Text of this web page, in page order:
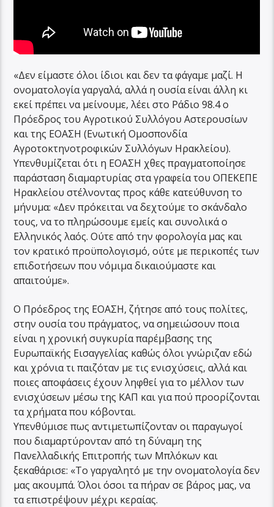
«Δεν είμαστε όλοι ίδιοι και δεν τα φάγαμε μαζί. Η
ονοματολογία γαργαλά, αλλά η ουσία είναι άλλη κι
εκεί πρέπει να μείνουμε, λέει στο Ράδιο 98.4 ο
Πρόεδρος του Αγροτικού Συλλόγου Αστερουσίων
και της ΕΟΑΣΗ (Ενωτική Ομοσπονδία
Αγροτοκτηνοτροφικών Συλλόγων Ηρακλείου).
Υπενθυμίζεται ότι η ΕΟΑΣΗ χθες πραγματοποίησε
παράσταση διαμαρτυρίας στα γραφεία του ΟΠΕΚΕΠΕ
Ηρακλείου στέλνοντας προς κάθε κατεύθυνση το
μήνυμα: «Δεν πρόκειται να δεχτούμε το σκάνδαλο
τους, να το πληρώσουμε εμείς και συνολικά ο
Ελληνικός λαός. Ούτε από την φορολογία μας και
τον κρατικό προϋπολογισμό, ούτε με περικοπές των
επιδοτήσεων που νόμιμα δικαιούμαστε και
απαιτούμε».
Ο Πρόεδρος της ΕΟΑΣΗ, ζήτησε από τους πολίτες,
στην ουσία του πράγματος, να σημειώσουν ποια
είναι η χρονική συγκυρία παρέμβασης της
Ευρωπαϊκής Εισαγγελίας καθώς όλοι γνώριζαν εδώ
και χρόνια τι παιζόταν με τις ενισχύσεις, αλλά και
ποιες αποφάσεις έχουν ληφθεί για το μέλλον των
ενισχύσεων μέσω της ΚΑΠ και για πού προορίζονται
τα χρήματα που κόβονται.
Υπενθύμισε πως αντιμετωπίζονταν οι παραγωγοί
που διαμαρτύρονταν από τη δύναμη της
Πανελλαδικής Επιτροπής των Μπλόκων και
ξεκαθάρισε: «Το γαργαλητό με την ονοματολογία δεν
μας ακουμπά. Όλοι όσοι τα πήραν σε βάρος μας, να
τα επιστρέψουν μέχρι κεραίας.